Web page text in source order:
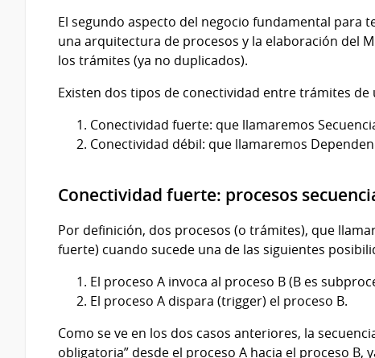
El segundo aspecto del negocio fundamental para
una arquitectura de procesos y la elaboración del
los trámites (ya no duplicados).
Existen dos tipos de conectividad entre trámites
Conectividad fuerte: que llamaremos
Conectividad débil: que llamaremos
Conectividad fuerte: procesos
Por definición, dos procesos (o trámites), que
fuerte) cuando sucede una de las siguientes
El proceso A invoca al proceso B (B es
El proceso A dispara (trigger) el proceso B.
Como se ve en los dos casos anteriores, la
obligatoria” desde el proceso A hacia el proceso B,